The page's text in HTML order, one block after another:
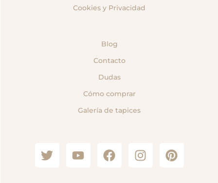
Cookies y Privacidad
Blog
Contacto
Dudas
Cómo comprar
Galería de tapices